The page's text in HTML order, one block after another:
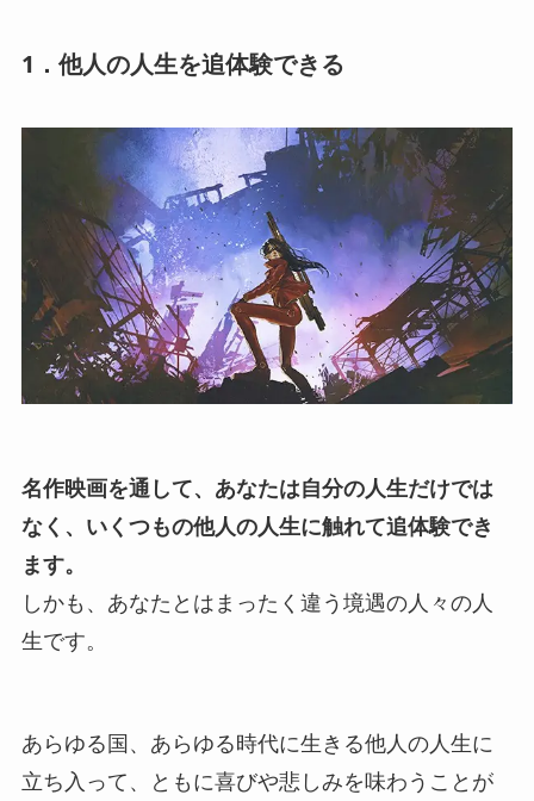
1．他人の人生を追体験できる
名作映画を通して、あなたは自分の人生だけでは
なく、いくつもの他人の人生に触れて追体験でき
ます。
しかも、あなたとはまったく違う境遇の人々の人
生です。
あらゆる国、あらゆる時代に生きる他人の人生に
立ち入って、ともに喜びや悲しみを味わうことが